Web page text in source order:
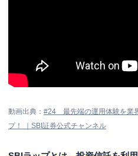
ファンドラップの利用を
動画出典： #24 最先端の運用体験を業
プ！ ｜SBI証券公式チャンネル